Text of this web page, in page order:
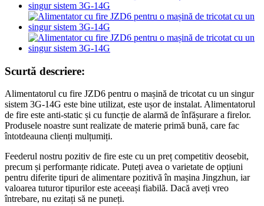
Scurtă descriere:
Alimentatorul cu fire JZD6 pentru o mașină de tricotat cu un singur
sistem 3G-14G este bine utilizat, este ușor de instalat. Alimentatorul
de fire este anti-static și cu funcție de alarmă de înfășurare a firelor.
Produsele noastre sunt realizate de materie primă bună, care fac
întotdeauna clienți mulțumiți.
Feederul nostru pozitiv de fire este cu un preț competitiv deosebit,
precum și performanțe ridicate. Puteți avea o varietate de opțiuni
pentru diferite tipuri de alimentare pozitivă în mașina Jingzhun, iar
valoarea tuturor tipurilor este aceeași fiabilă. Dacă aveți vreo
întrebare, nu ezitați să ne puneți.